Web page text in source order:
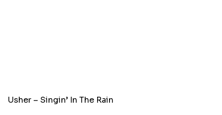
Usher – Singin’ In The Rain